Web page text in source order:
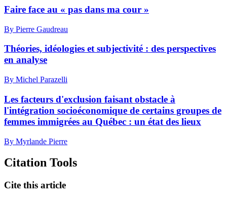
Faire face au « pas dans ma cour »
By Pierre Gaudreau
Théories, idéologies et subjectivité : des perspectives
en analyse
By Michel Parazelli
Les facteurs d'exclusion faisant obstacle à
l'intégration socioéconomique de certains groupes de
femmes immigrées au Québec : un état des lieux
By Myrlande Pierre
Citation Tools
Cite this article